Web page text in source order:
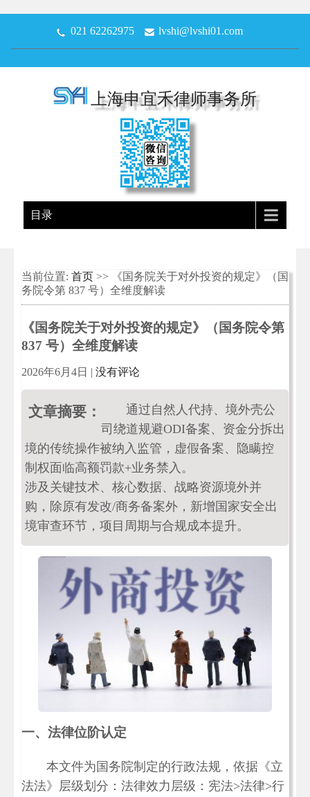
021 62262975 lvshi@lvshi01.com
上海申宜禾律师事务所
目录
当前位置: 首页 >> 《国务院关于对外投资的规定》（国
务院令第 837 号）全维度解读
《国务院关于对外投资的规定》（国务院令第
837 号）全维度解读
2026年6月4日 | 没有评论
文章摘要：
通过自然人代持、境外壳公
司绕道规避ODI备案、资金分拆出
境的传统操作被纳入监管，虚假备案、隐瞒控
制权面临高额罚款+业务禁入。
涉及关键技术、核心数据、战略资源境外并
购，除原有发改/商务备案外，新增国家安全出
境审查环节，项目周期与合规成本提升。
一、法律位阶认定
本文件为国务院制定的行政法规，依据《立
法法》层级划分：法律效力层级：宪法>法律>行